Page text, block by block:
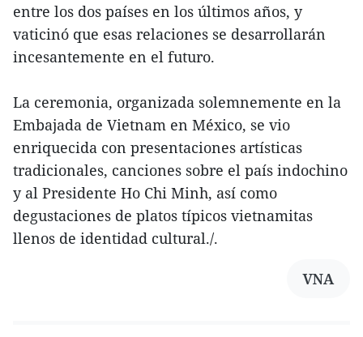
entre los dos países en los últimos años, y
vaticinó que esas relaciones se desarrollarán
incesantemente en el futuro.
La ceremonia, organizada solemnemente en la
Embajada de Vietnam en México, se vio
enriquecida con presentaciones artísticas
tradicionales, canciones sobre el país indochino
y al Presidente Ho Chi Minh, así como
degustaciones de platos típicos vietnamitas
llenos de identidad cultural./.
VNA